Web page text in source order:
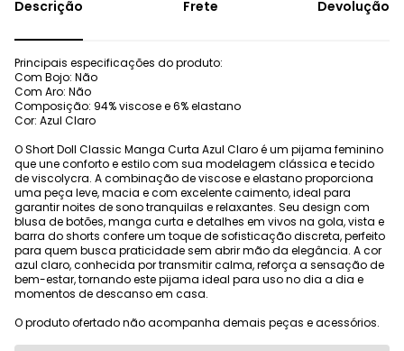
Frete Devolução
Principais especificações do produto:
Com Bojo: Não
Com Aro: Não
Composição: 94% viscose e 6% elastano
Cor: Azul Claro
O Short Doll Classic Manga Curta Azul Claro é um pijama feminino
que une conforto e estilo com sua modelagem clássica e tecido
de viscolycra. A combinação de viscose e elastano proporciona
uma peça leve, macia e com excelente caimento, ideal para
garantir noites de sono tranquilas e relaxantes. Seu design com
blusa de botões, manga curta e detalhes em vivos na gola, vista e
barra do shorts confere um toque de sofisticação discreta, perfeito
para quem busca praticidade sem abrir mão da elegância. A cor
azul claro, conhecida por transmitir calma, reforça a sensação de
bem-estar, tornando este pijama ideal para uso no dia a dia e
momentos de descanso em casa.
O produto ofertado não acompanha demais peças e acessórios.